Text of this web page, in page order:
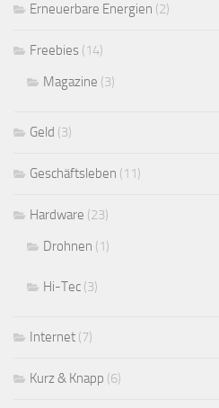
Erneuerbare Energien (2)
Freebies (14)
Magazine (3)
Geld (3)
Geschäftsleben (11)
Hardware (23)
Drohnen (1)
Hi-Tec (3)
Internet (7)
Kurz & Knapp (6)